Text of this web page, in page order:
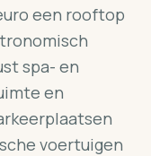
een rooftop
spa- en
en
voertuigen